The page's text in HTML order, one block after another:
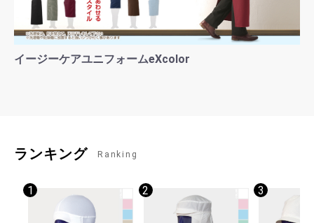
イージーケアユニフォームeXcolor
ランキング Ranking
1 2 3